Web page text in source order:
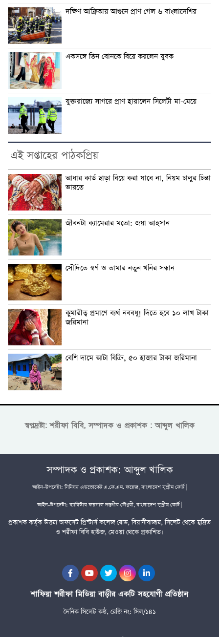
দক্ষিণ আফ্রিকায় আগুনে প্রাণ গেল ৬ বাংলাদেশির
একসঙ্গে তিন বোনকে বিয়ে করলেন যুবক
যুক্তরাজ্যে সাগরে প্রাণ হারালেন সিলেটী মা-মেয়ে
এই সপ্তাহের পাঠকপ্রিয়
আধার কার্ড ছাড়া বিয়ে করা যাবে না, নিয়ম চালুর চিন্তা
ভারতে
জীবনটা ক্যামেরার মতো: জয়া আহসান
সৌদিতে স্বর্ণ ও তামার নতুন খনির সন্ধান
কুমারীত্ব প্রমাণে ব্যর্থ নববধূ! দিতে হবে ১০ লাখ টাকা
জরিমানা
বেশি দামে আটা বিক্রি, ৫০ হাজার টাকা জরিমানা
স্বপ্নদ্রষ্টা: শরীফা বিবি, সম্পাদক ও প্রকাশক : আব্দুল খালিক
সম্পাদক ও প্রকাশক: আব্দুল খালিক
আইন-উপদেষ্টা: সিনিয়র এডভোকেট এ.কে.এম. ফয়েজ, বাংলাদেশ সুপ্রীম কোর্ট |
আইন-উপদেষ্টা: ব্যারিস্টার ফয়সাল দস্তগীর চৌধুরী, বাংলাদেশ সুপ্রীম কোর্ট |
প্রকাশক কর্তৃক উত্তরা অফসেট প্রিন্টার্স কলেজ রোড, বিয়ানীবাজার, সিলেট থেকে মুদ্রিত
ও শরীফা বিবি হাউজ, মেওয়া থেকে প্রকাশিত।
শাফিয়া শরীফা মিডিয়া বাড়ীর একটি সহযোগী প্রতিষ্ঠান
দৈনিক সিলেট কণ্ঠ, রেজি নং: সিল/১৪১